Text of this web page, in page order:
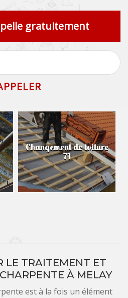
gratuitement
Changement de toiture
71
LE TRAITEMENT ET
À MELAY
est à la fois un élément